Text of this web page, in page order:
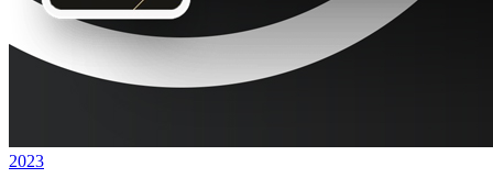
2023